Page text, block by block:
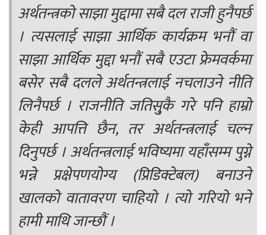
अर्थतन्त्रको साझा मुद्दामा सबै दल राजी हुनैपर्छ
। त्यसलाई साझा आर्थिक कार्यक्रम भनौं वा
साझा आर्थिक मुद्दा भनौं सबै एउटा फ्रेमवर्कमा
बसेर सबै दलले अर्थतन्त्रलाई नचलाउने नीति
लिनैपर्छ । राजनीति जतिसु्कै गरे पनि हाम्रो
केही आपत्ति छैन, तर अर्थतन्त्रलाई चल्न
दिनुपर्छ । अर्थतन्त्रलाई भविष्यमा यहाँसम्म पुग्ने
भन्ने प्रक्षेपणयोग्य (प्रिडिक्टेबल) बनाउने
खालको वातावरण चाहियो । त्यो गरियो भने
हामी माथि जान्छौं ।